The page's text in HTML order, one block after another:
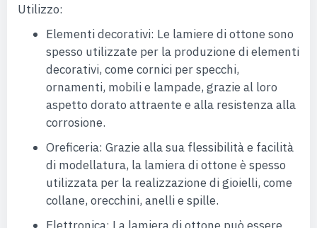
Utilizzo:
Elementi decorativi: Le lamiere di ottone sono
spesso utilizzate per la produzione di elementi
decorativi, come cornici per specchi,
ornamenti, mobili e lampade, grazie al loro
aspetto dorato attraente e alla resistenza alla
corrosione.
Oreficeria: Grazie alla sua flessibilità e facilità
di modellatura, la lamiera di ottone è spesso
utilizzata per la realizzazione di gioielli, come
collane, orecchini, anelli e spille.